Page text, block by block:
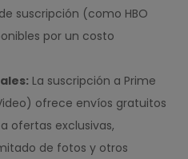
suscripción (como HBO
por un costo
La suscripción a Prime
ofrece envíos gratuitos
ofertas exclusivas,
de fotos y otros